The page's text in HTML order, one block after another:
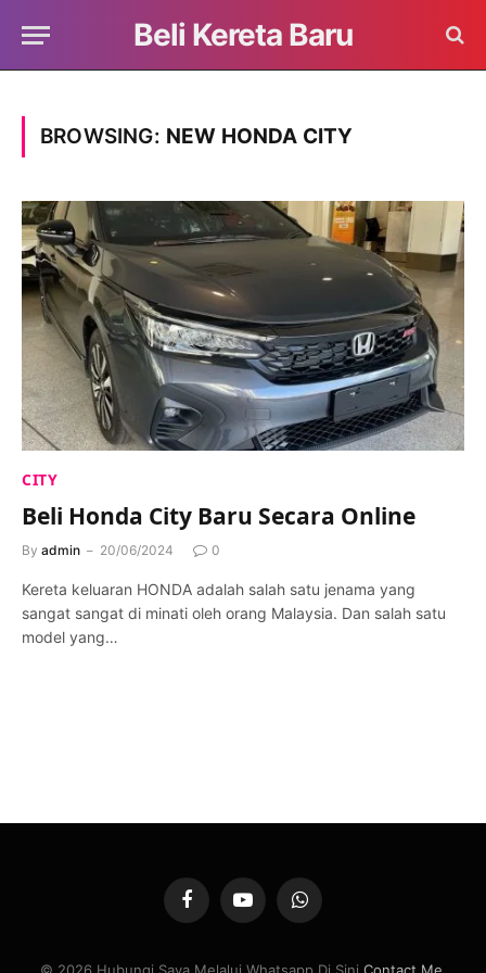
Beli Kereta Baru
BROWSING: NEW HONDA CITY
CITY
Beli Honda City Baru Secara Online
By admin 20/06/2024 0
Kereta keluaran HONDA adalah salah satu jenama yang
sangat sangat di minati oleh orang Malaysia. Dan salah satu
model yang…
FacebookYouTubeWhatsApp
© 2026 Hubungi Saya Melalui Whatsapp Di Sini Contact Me